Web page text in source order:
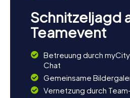
Schnitzeljagd
Teamevent
Betreuung durch
Chat
Gemeinsame
Vernetzung durch